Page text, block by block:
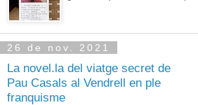
26 de nov. 2021
La novel.la del viatge secret de
Pau Casals al Vendrell en ple
franquisme